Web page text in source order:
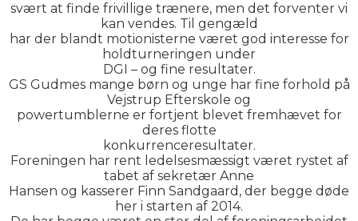
svært at finde frivillige trænere, men det forventer vi
kan vendes. Til gengæld
har der blandt motionisterne været god interesse for
holdturneringen under
DGI – og fine resultater.
GS Gudmes mange børn og unge har fine forhold på
Vejstrup Efterskole og
powertumblerne er fortjent blevet fremhævet for
deres flotte
konkurrenceresultater.
Foreningen har rent ledelsesmæssigt været rystet af
tabet af sekretær Anne
Hansen og kasserer Finn Sandgaard, der begge døde
her i starten af 2014.